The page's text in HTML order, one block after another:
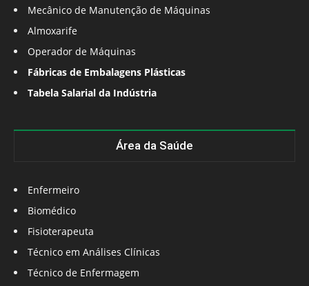
Mecânico de Manutenção de Máquinas
Almoxarife
Operador de Máquinas
Fábricas de Embalagens Plásticas
Tabela Salarial da Indústria
Área da Saúde
Enfermeiro
Biomédico
Fisioterapeuta
Técnico em Análises Clínicas
Técnico de Enfermagem